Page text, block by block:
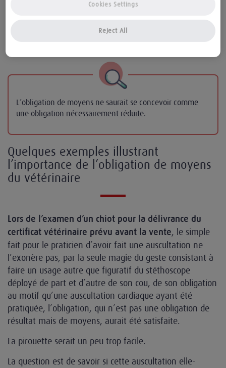
certains experts auraient tendance à se contenter de
peu en matière de moyens.
L’obligation de moyens ne saurait se concevoir comme
une obligation nécessairement réduite.
Quelques exemples illustrant
l’importance de l’obligation de moyens
du vétérinaire
Lors de l’examen d’un chiot pour la délivrance du
certificat vétérinaire prévu avant la vente, le simple
fait pour le praticien d’avoir fait une auscultation ne
l’exonère pas, par la seule magie du geste consistant à
faire un usage autre que figuratif du stéthoscope
déployé de part et d’autre de son cou, de son obligation
au motif qu’une auscultation cardiaque ayant été
pratiquée, l’obligation, qui n’est pas une obligation de
résultat mais de moyens, aurait été satisfaite.
La pirouette serait un peu trop facile.
La question est de savoir si cette auscultation elle-
Reject All
Cookies Settings